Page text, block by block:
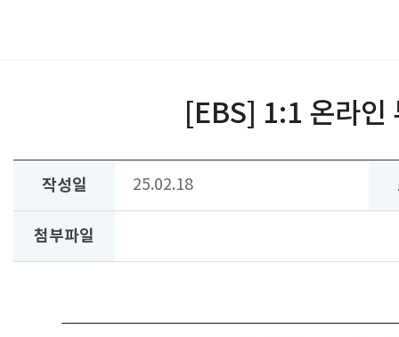
[EBS] 1:1 온라인
작성일 25.02.18
첨부파일